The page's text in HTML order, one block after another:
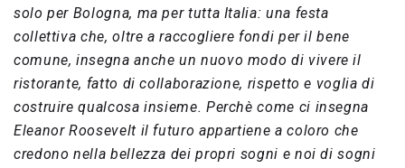
solo per Bologna, ma per tutta Italia: una festa
collettiva che, oltre a raccogliere fondi per il bene
comune, insegna anche un nuovo modo di vivere il
ristorante, fatto di collaborazione, rispetto e voglia di
costruire qualcosa insieme. Perchè come ci insegna
Eleanor Roosevelt il futuro appartiene a coloro che
credono nella bellezza dei propri sogni e noi di sogni